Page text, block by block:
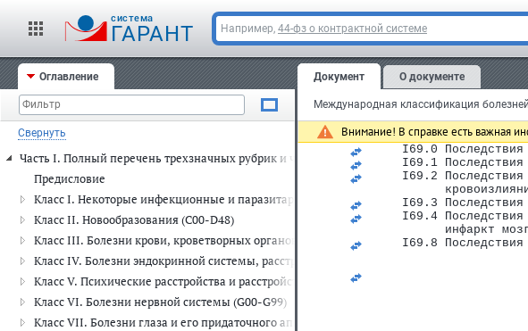
cистема
ГАРАНТ Например, 44-фз о контрактной системе
Оглавление
Свернуть
Часть I. Полный перечень трехзначных рубрик и четырехзначных подрубрик
Предисловие
Класс I. Некоторые инфекционные и паразитарные болезни (A00-B99)
Класс II. Новообразования (C00-D48)
Класс III. Болезни крови, кроветворных органов и отдельные нарушения,
Класс IV. Болезни эндокринной системы, расстройства питания и нарушения обмена
Класс V. Психические расстройства и расстройства поведения (F00-F99)
Класс VI. Болезни нервной системы (G00-G99)
Класс VII. Болезни глаза и его придаточного аппарата (H00-H59)
Документ О документе
Международная классификация
Внимание! В справке есть важная
I68.2*
в других
I68.8* Другие
I69 Последствия
как  таковые,
существуют   в
причинного
I69.0
I69.1
I69.2
I69.3 Последствия
I69.4
инфаркт
I69.8